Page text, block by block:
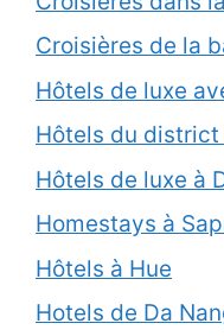
Croisières de la
Hôtels de luxe
Hôtels du district
Hôtels de luxe à
Homestays à
Hôtels à Hue
Hotels de Da